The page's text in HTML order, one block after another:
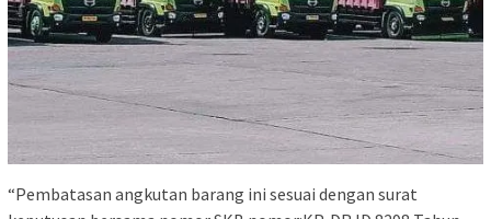
“Pembatasan angkutan barang ini sesuai dengan surat